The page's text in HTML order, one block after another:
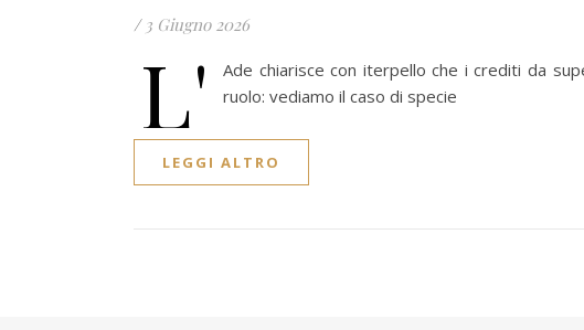
/ 3 Giugno 2026
L'
Ade chiarisce con iterpello che i crediti da
ruolo: vediamo il caso di specie
LEGGI ALTRO